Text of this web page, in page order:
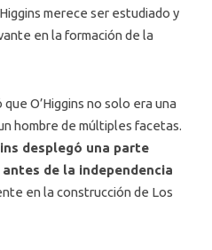
merece ser estudiado y
en la formación de la
O’Higgins no solo era una
hombre de múltiples facetas.
desplegó una parte
de la independencia
en la construcción de Los